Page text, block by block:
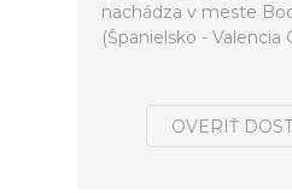
nachádza v meste
(Španielsko - Valencia
OVERIŤ